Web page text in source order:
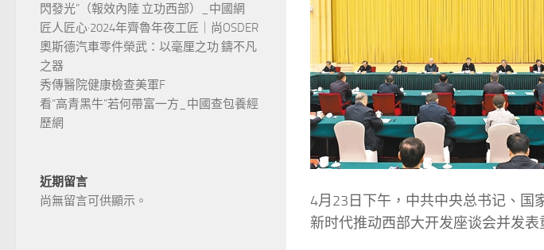
4月23日下午，中共中央总书记、国
新时代推动西部大开发座谈会并发表
閃發光”（報效內陸 立功西部）_中國網
匠人匠心·2024年齊魯年夜工匠｜尚OSDER
奧斯德汽車零件榮武：以毫厘之功 鑄不凡
之器
秀傳醫院健康檢查美軍F
看“高青黑牛”若何帶富一方_中國查包養經
歷網
近期留言
尚無留言可供顯示。